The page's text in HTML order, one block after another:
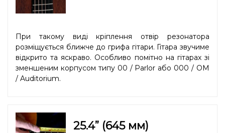
При такому виді кріплення отвір резонатора
розміщується ближче до грифа гітари. Гітара звучиме
відкрито та яскраво. Особливо помітно на гітарах зі
зменшеним корпусом типу 00 / Parlor або 000 / OM
/ Auditorium.
25.4” (645 мм)